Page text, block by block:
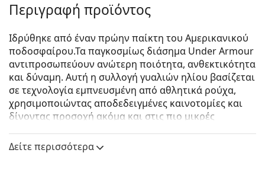
Περιγραφή προϊόντος
Ιδρύθηκε από έναν πρώην παίκτη του Αμερικανικού
ποδοσφαίρου.Τα παγκοσμίως διάσημα Under Armour
αντιπροσωπεύουν ανώτερη ποιότητα, ανθεκτικότητα
και δύναμη. Αυτή η συλλογή γυαλιών ηλίου βασίζεται
σε τεχνολογία εμπνευσμένη από αθλητικά ρούχα,
χρησιμοποιώντας αποδεδειγμένες καινοτομίες και
δίνοντας προσοχή ακόμα και στις πιο μικρές
σχεδιάστηκαν για να καλύπτουν συγκεκριμένες
ανάγκες στον αθλητισμό καθώς και στην καθημερινή
Δείτε περισσότερα